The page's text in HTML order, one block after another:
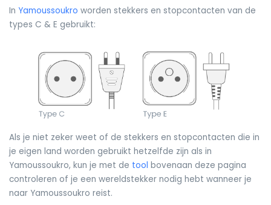
In Yamoussoukro worden stekkers en stopcontacten van de
types C & E gebruikt:
Als je niet zeker weet of de stekkers en stopcontacten die in
je eigen land worden gebruikt hetzelfde zijn als in
Yamoussoukro, kun je met de tool bovenaan deze pagina
controleren of je een wereldstekker nodig hebt wanneer je
naar Yamoussoukro reist.